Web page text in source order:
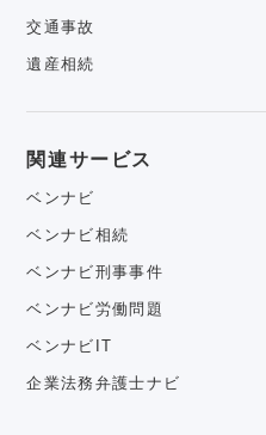
交通事故
遺産相続
関連サービス
ベンナビ
ベンナビ相続
ベンナビ刑事事件
ベンナビ労働問題
ベンナビIT
企業法務弁護士ナビ